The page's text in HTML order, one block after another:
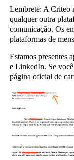
Lembrete: A Criteo
qualquer outra
comunicação. Os
plataformas de
Estamos presentes
e LinkedIn. Se você
página oficial de